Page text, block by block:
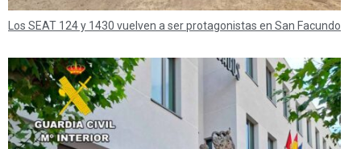
Los SEAT 124 y 1430 vuelven a ser protagonistas en San Facundo